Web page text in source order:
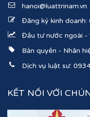
hanoi@luattrinam.vn
Đăng ký kinh doanh:
Đầu tư nước ngoài -
Bản quyền - Nhãn
Dịch vụ luật sư:
KẾT NỐI VỚI